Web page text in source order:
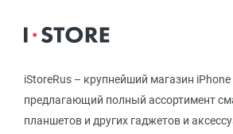
iStoreRus – крупнейший магазин
предлагающий полный ассортимент
планшетов и других гаджетов и